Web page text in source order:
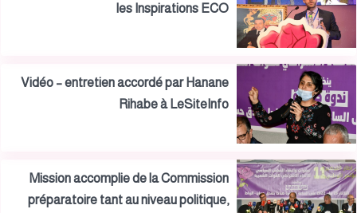
les Inspirations ECO
Vidéo – entretien accordé par Hanane
Rihabe à LeSiteInfo
Mission accomplie de la Commission
préparatoire tant au niveau politique,